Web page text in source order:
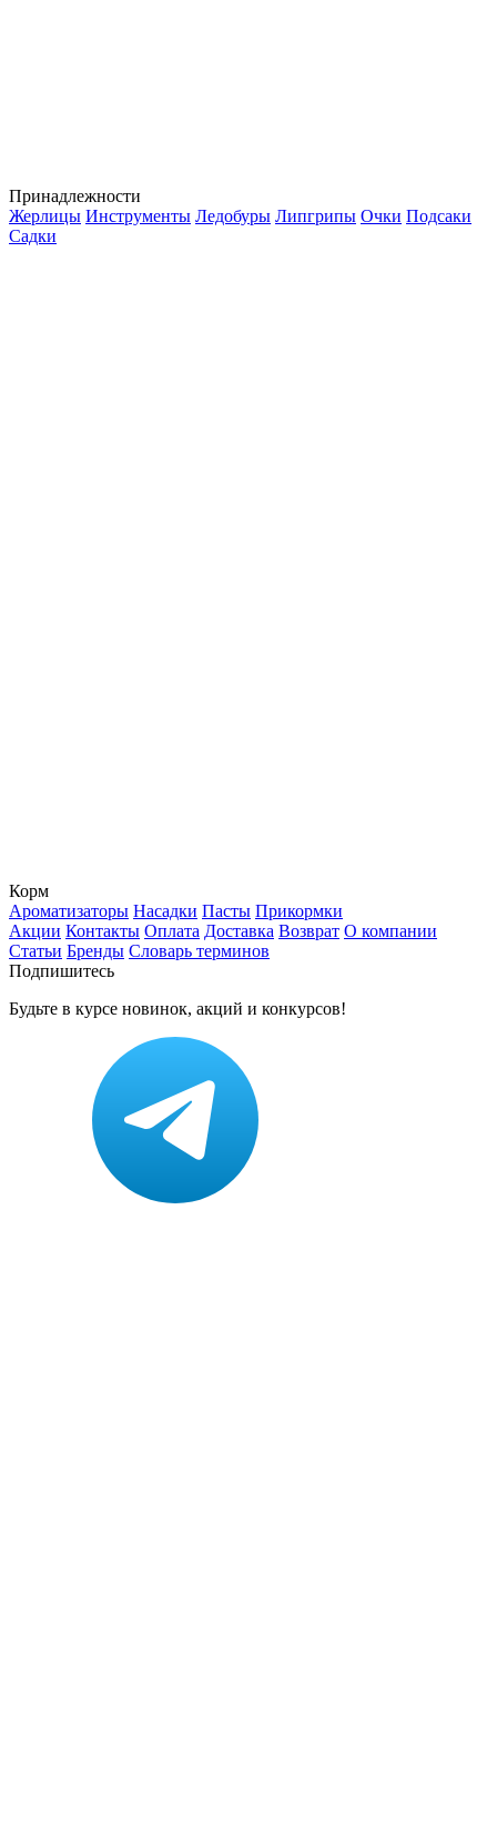
Принадлежности
Жерлицы Инструменты Ледобуры Липгрипы Очки Подсаки
Садки
Корм
Ароматизаторы Насадки Пасты Прикормки
Акции Контакты Оплата Доставка Возврат О компании
Статьи Бренды Словарь терминов
Подпишитесь
Будьте в курсе новинок, акций и конкурсов!